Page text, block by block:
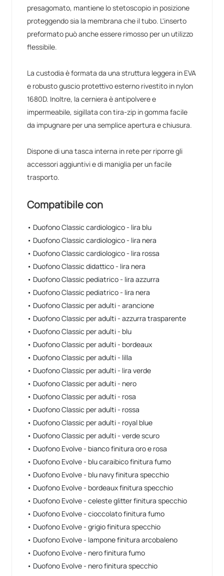
presagomato, mantiene lo stetoscopio in posizione
proteggendo sia la membrana che il tubo. L'inserto
preformato può anche essere rimosso per un utilizzo
flessibile.
La custodia è formata da una struttura leggera in EVA
e robusto guscio protettivo esterno rivestito in nylon
1680D. Inoltre, la cerniera è antipolvere e
impermeabile, sigillata con tira-zip in gomma facile
da impugnare per una semplice apertura e chiusura.
Dispone di una tasca interna in rete per riporre gli
accessori aggiuntivi e di maniglia per un facile
trasporto.
Compatibile con
• Duofono Classic cardiologico - lira blu
• Duofono Classic cardiologico - lira nera
• Duofono Classic cardiologico - lira rossa
• Duofono Classic didattico - lira nera
• Duofono Classic pediatrico - lira azzurra
• Duofono Classic pediatrico - lira nera
• Duofono Classic per adulti - arancione
• Duofono Classic per adulti - azzurra trasparente
• Duofono Classic per adulti - blu
• Duofono Classic per adulti - bordeaux
• Duofono Classic per adulti - lilla
• Duofono Classic per adulti - lira verde
• Duofono Classic per adulti - nero
• Duofono Classic per adulti - rosa
• Duofono Classic per adulti - rossa
• Duofono Classic per adulti - royal blue
• Duofono Classic per adulti - verde scuro
• Duofono Evolve - bianco finitura oro e rosa
• Duofono Evolve - blu caraibico finitura fumo
• Duofono Evolve - blu navy finitura specchio
• Duofono Evolve - bordeaux finitura specchio
• Duofono Evolve - celeste glitter finitura specchio
• Duofono Evolve - cioccolato finitura fumo
• Duofono Evolve - grigio finitura specchio
• Duofono Evolve - lampone finitura arcobaleno
• Duofono Evolve - nero finitura fumo
• Duofono Evolve - nero finitura specchio